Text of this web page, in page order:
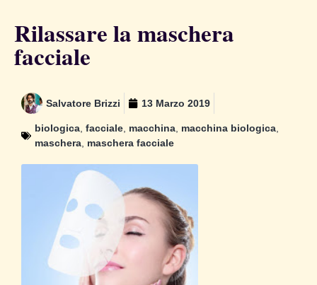
Rilassare la maschera
facciale
Salvatore Brizzi 13 Marzo 2019
biologica facciale macchina macchina biologica
maschera maschera facciale